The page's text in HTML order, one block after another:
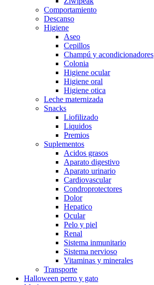
Comportamiento
Descanso
Higiene
Aseo
Cepillos
Champú y acondicionadores
Colonia
Higiene ocular
Higiene oral
Higiene otica
Leche maternizada
Snacks
Liofilizado
Liquidos
Premios
Suplementos
Acidos grasos
Aparato digestivo
Aparato urinario
Cardiovascular
Condroprotectores
Dolor
Hepatico
Ocular
Pelo y piel
Renal
Sistema inmunitario
Sistema nervioso
Vitaminas y minerales
Transporte
Halloween perro y gato